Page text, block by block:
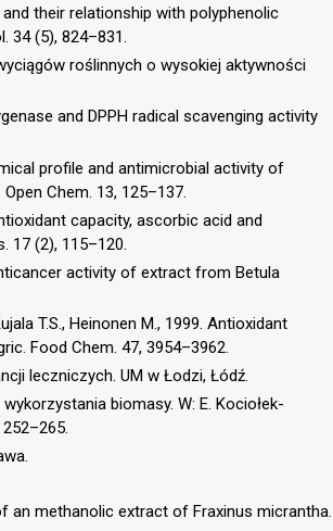
their relationship with polyphenolic
34 (5), 824–831.
roślinnych o wysokiej aktywności
and DPPH radical scavenging activity
profile and antimicrobial activity of
Chem. 13, 125–137.
capacity, ascorbic acid and
17 (2), 115–120.
activity of extract from Betula
T.S., Heinonen M., 1999. Antioxidant
Food Chem. 47, 3954–3962.
leczniczych. UM w Łodzi, Łódź.
biomasy. W: E. Kociołek-
an methanolic extract of Fraxinus micrantha.